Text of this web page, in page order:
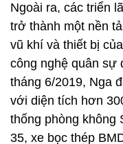
Ngoài ra, các triển
trở thành một nền
vũ khí và thiết bị
công nghệ quân sự
tháng 6/2019, Nga
với diện tích hơn
thống phòng không
35, xe bọc thép